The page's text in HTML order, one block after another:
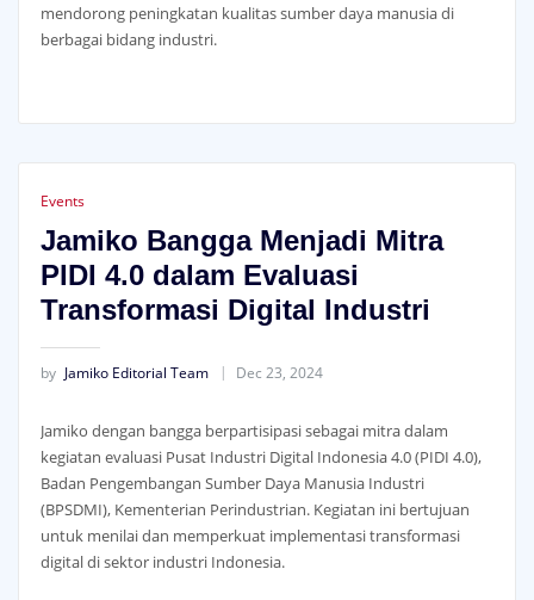
mendorong peningkatan kualitas sumber daya manusia di
berbagai bidang industri.
Events
Jamiko Bangga Menjadi Mitra
PIDI 4.0 dalam Evaluasi
Transformasi Digital Industri
by Jamiko Editorial Team Dec 23, 2024
Jamiko dengan bangga berpartisipasi sebagai mitra dalam
kegiatan evaluasi Pusat Industri Digital Indonesia 4.0 (PIDI 4.0),
Badan Pengembangan Sumber Daya Manusia Industri
(BPSDMI), Kementerian Perindustrian. Kegiatan ini bertujuan
untuk menilai dan memperkuat implementasi transformasi
digital di sektor industri Indonesia.